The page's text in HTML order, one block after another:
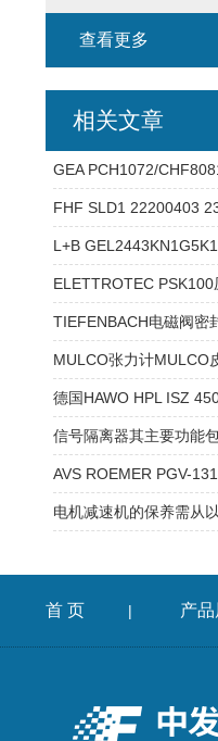
查看更多
相关文章
GEA PCH1072/
FHF SLD1 22200403
L+B
ELETTROTEC
德国HAWO HPL ISZ
信号隔离器其主要功能
电机减速机的保养需从
首 页 | 产